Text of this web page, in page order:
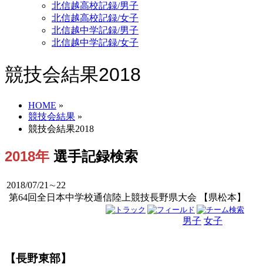
北信越高校記録/男子
北信越高校記録/女子
北信越中学記録/男子
北信越中学記録/女子
競技会結果2018
HOME »
競技会結果 »
競技会結果2018
2018年 選手記録検索
2018/07/21∼22
第64回全日本中学校通信陸上競技長野県大会 【県松本】
男子 女子
【長野東部】